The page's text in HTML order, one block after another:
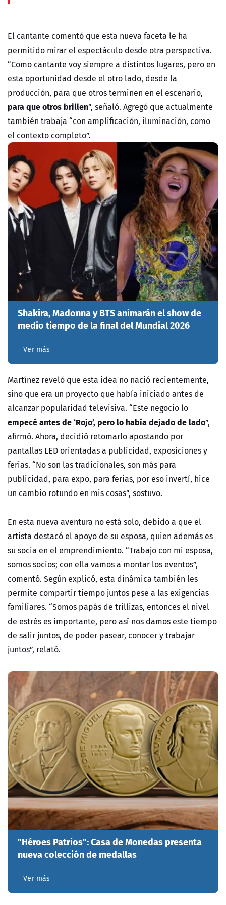
El cantante comentó que esta nueva faceta le ha
permitido mirar el espectáculo desde otra perspectiva.
“Como cantante voy siempre a distintos lugares, pero en
esta oportunidad desde el otro lado, desde la
producción, para que otros terminen en el escenario,
para que otros brillen”, señaló. Agregó que actualmente
también trabaja “con amplificación, iluminación, como
el contexto completo”.
Shakira, Madonna y BTS animarán el show de
medio tiempo de la final del Mundial 2026
Ver más
Martínez reveló que esta idea no nació recientemente,
sino que era un proyecto que había iniciado antes de
alcanzar popularidad televisiva. “Este negocio lo
empecé antes de ‘Rojo’, pero lo había dejado de lado”,
afirmó. Ahora, decidió retomarlo apostando por
pantallas LED orientadas a publicidad, exposiciones y
ferias. “No son las tradicionales, son más para
publicidad, para expo, para ferias, por eso invertí, hice
un cambio rotundo en mis cosas”, sostuvo.
En esta nueva aventura no está solo, debido a que el
artista destacó el apoyo de su esposa, quien además es
su socia en el emprendimiento. “Trabajo con mi esposa,
somos socios; con ella vamos a montar los eventos”,
comentó. Según explicó, esta dinámica también les
permite compartir tiempo juntos pese a las exigencias
familiares. “Somos papás de trillizas, entonces el nivel
de estrés es importante, pero así nos damos este tiempo
de salir juntos, de poder pasear, conocer y trabajar
juntos”, relató.
"Héroes Patrios": Casa de Monedas presenta
nueva colección de medallas
Ver más